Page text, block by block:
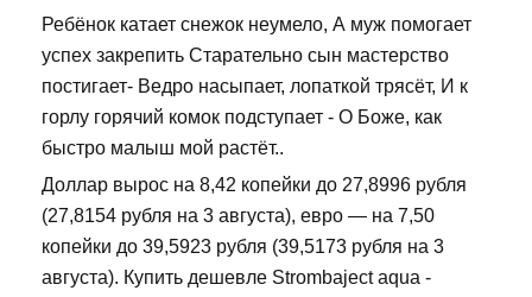
Ребёнок катает снежок неумело, А муж помогает
успех закрепить Старательно сын мастерство
постигает- Ведро насыпает, лопаткой трясёт, И к
горлу горячий комок подступает - О Боже, как
быстро малыш мой растёт..
Доллар вырос на 8,42 копейки до 27,8996 рубля
(27,8154 рубля на 3 августа), евро — на 7,50
копейки до 39,5923 рубля (39,5173 рубля на 3
августа). Купить дешевле Strombaject aqua -